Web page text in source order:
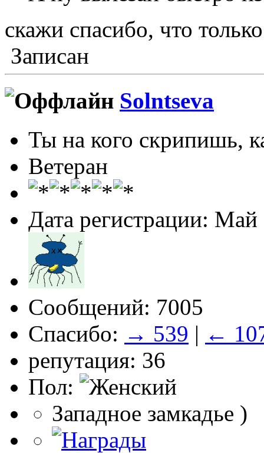
скажи спасибо, что
Записан
Solntseva
Ты на кого скрипишь,
Ветеран
Дата регистрации: Май
Сообщений: 7005
Спасибо: → 539 | ←
репутация: 36
Пол:
Западное замкадье )